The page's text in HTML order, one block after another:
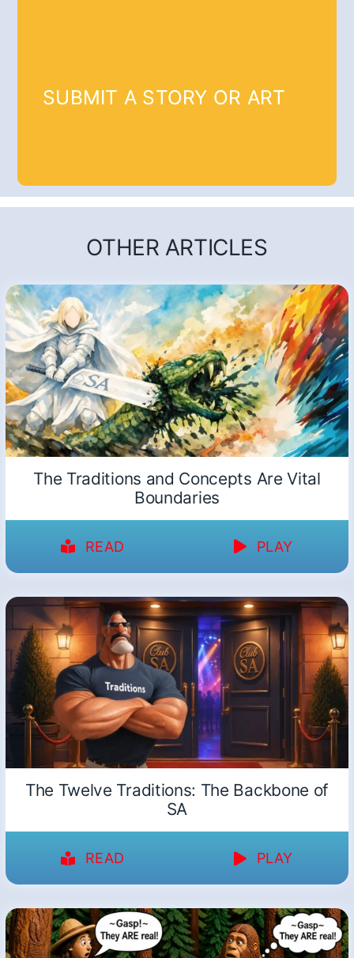
SUBMIT A STORY OR ART
OTHER ARTICLES
The Traditions and Concepts Are Vital
Boundaries
READ PLAY
The Twelve Traditions: The Backbone of
SA
READ PLAY